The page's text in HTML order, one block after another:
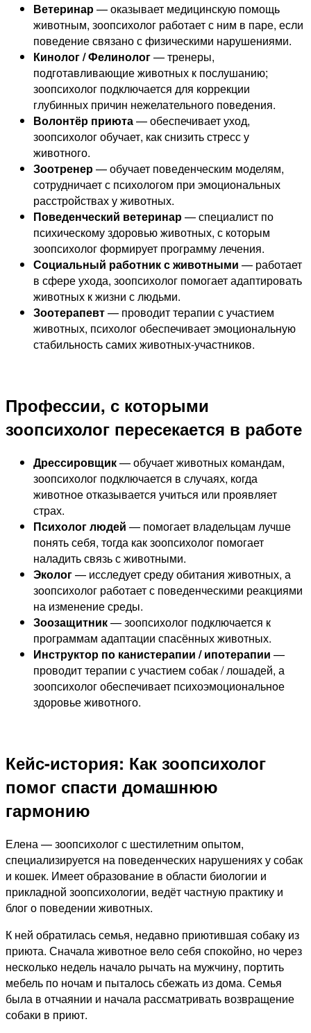
Ветеринар— оказывает медицинскую помощь
животным, зоопсихолог работает с ним в паре, если
поведение связано с физическими нарушениями.
Кинолог / Фелинолог— тренеры,
подготавливающие животных к послушанию;
зоопсихолог подключается для коррекции
глубинных причин нежелательного поведения.
Волонтёр приюта— обеспечивает уход,
зоопсихолог обучает, как снизить стресс у
животного.
Зоотренер— обучает поведенческим моделям,
сотрудничает с психологом при эмоциональных
расстройствах у животных.
Поведенческий ветеринар— специалист по
психическому здоровью животных, с которым
зоопсихолог формирует программу лечения.
Социальный работник с животными — работает
в сфере ухода, зоопсихолог помогает адаптировать
животных к жизни с людьми.
Зоотерапевт— проводит терапии с участием
животных, психолог обеспечивает эмоциональную
стабильность самих животных-участников.
Профессии, с которыми
зоопсихолог пересекается в работе
Дрессировщик— обучает животных командам,
зоопсихолог подключается в случаях, когда
животное отказывается учиться или проявляет
страх.
Психолог людей — помогает владельцам лучше
понять себя, тогда как зоопсихолог помогает
наладить связь с животными.
Эколог— исследует среду обитания животных, а
зоопсихолог работает с поведенческими реакциями
на изменение среды.
Зоозащитник— зоопсихолог подключается к
программам адаптации спасённых животных.
Инструктор по канистерапии / ипотерапии —
проводит терапии с участием собак / лошадей, а
зоопсихолог обеспечивает психоэмоциональное
здоровье животного.
Кейс-история: Как зоопсихолог
помог спасти домашнюю
гармонию
Елена — зоопсихолог с шестилетним опытом,
специализируется на поведенческих нарушениях у собак
и кошек. Имеет образование в области биологии и
прикладной зоопсихологии, ведёт частную практику и
блог о поведении животных.
К ней обратилась семья, недавно приютившая собаку из
приюта. Сначала животное вело себя спокойно, но через
несколько недель начало рычать на мужчину, портить
мебель по ночам и пыталось сбежать из дома. Семья
была в отчаянии и начала рассматривать возвращение
собаки в приют.